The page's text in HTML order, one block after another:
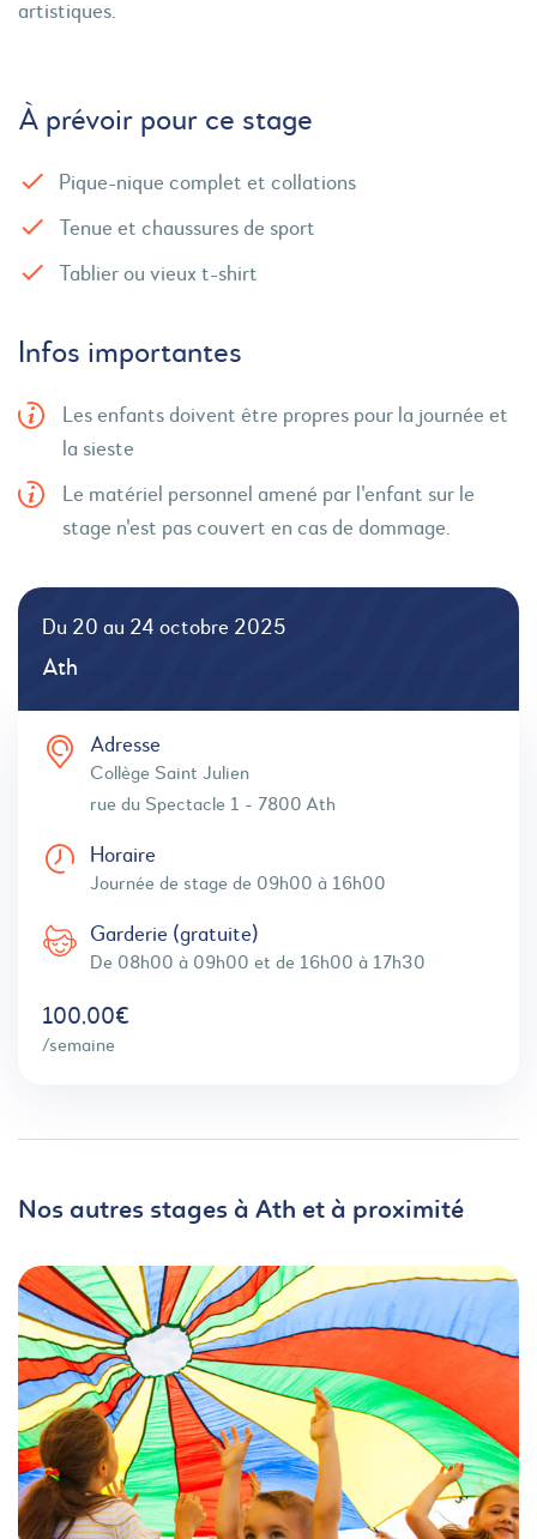
artistiques.
À prévoir pour ce stage
Pique-nique complet et collations
Tenue et chaussures de sport
Tablier ou vieux t-shirt
Infos importantes
Les enfants doivent être propres pour la journée et
la sieste
Le matériel personnel amené par l'enfant sur le
stage n'est pas couvert en cas de dommage.
Du 20 au 24 octobre 2025
Ath
Adresse
Collège Saint Julien
rue du Spectacle 1 - 7800 Ath
Horaire
Journée de stage de 09h00 à 16h00
Garderie (gratuite)
De 08h00 à 09h00 et de 16h00 à 17h30
100,00€
/semaine
Nos autres stages à Ath et à proximité